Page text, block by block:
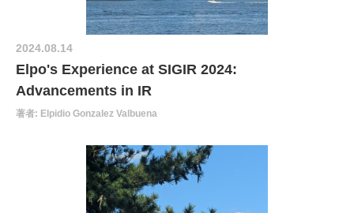
2024.08.14
Elpo's Experience at SIGIR 2024:
Advancements in IR
著者: Elpidio Gonzalez Valbuena